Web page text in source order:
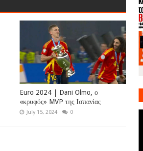
Euro 2024 | Dani Olmo, ο
«κρυφός» MVP της Ισπανίας
July 15, 2024 0